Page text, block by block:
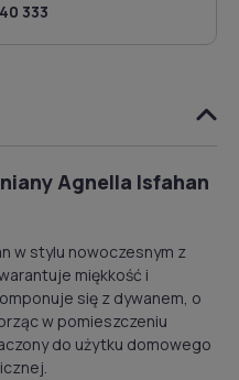
333
Agnella Isfahan
w stylu nowoczesnym z
miękkość i
się z dywanem, o
w pomieszczeniu
do użytku domowego